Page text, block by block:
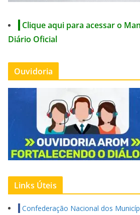
Clique aqui para acessar o
Diário Oficial
Ouvidoria
Links Úteis
Confederação Nacional dos